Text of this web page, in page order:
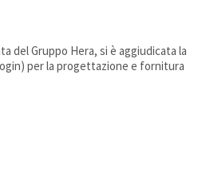
del Gruppo Hera, si è aggiudicata la
per la progettazione e fornitura